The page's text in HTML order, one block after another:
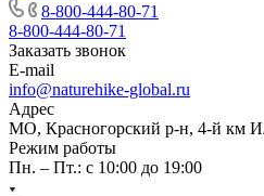
8-800-444-80-71
8-800-444-80-71
Заказать звонок
E-mail
info@naturehike-global.ru
Адрес
МО, Красногорский р-н, 4-й км
Режим работы
Пн. – Пт.: с 10:00 до 19:00